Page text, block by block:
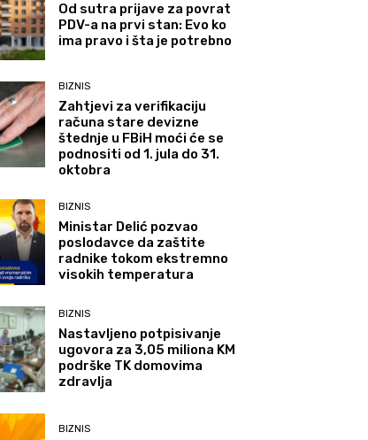
Od sutra prijave za povrat
PDV-a na prvi stan: Evo ko
ima pravo i šta je potrebno
BIZNIS
Zahtjevi za verifikaciju
računa stare devizne
štednje u FBiH moći će se
podnositi od 1. jula do 31.
oktobra
BIZNIS
Ministar Delić pozvao
poslodavce da zaštite
radnike tokom ekstremno
visokih temperatura
BIZNIS
Nastavljeno potpisivanje
ugovora za 3,05 miliona KM
podrške TK domovima
zdravlja
BIZNIS